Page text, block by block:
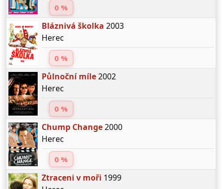
0 %
Bláznivá školka 2003
Herec
0 %
Půlnoční míle2002
Herec
0 %
Chump Change2000
Herec
0 %
Ztraceni v moři 1999